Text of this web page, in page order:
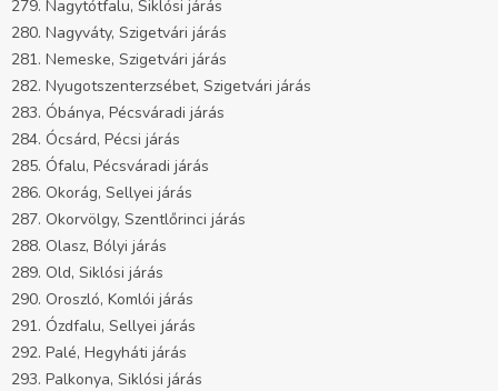
279. Nagytótfalu, Siklósi járás
280. Nagyváty, Szigetvári járás
281. Nemeske, Szigetvári járás
282. Nyugotszenterzsébet, Szigetvári járás
283. Óbánya, Pécsváradi járás
284. Ócsárd, Pécsi járás
285. Ófalu, Pécsváradi járás
286. Okorág, Sellyei járás
287. Okorvölgy, Szentlőrinci járás
288. Olasz, Bólyi járás
289. Old, Siklósi járás
290. Oroszló, Komlói járás
291. Ózdfalu, Sellyei járás
292. Palé, Hegyháti járás
293. Palkonya, Siklósi járás